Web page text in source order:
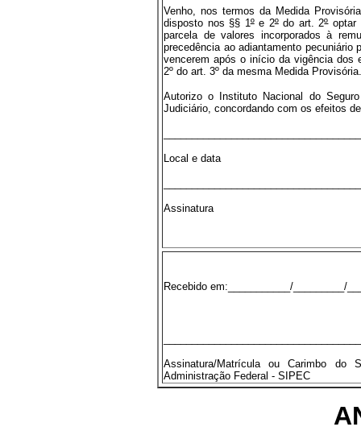
Venho, nos termos da Medida
disposto nos §§ 1ºe 2ºdo art. 2ºoptar
parcela de valores incorporados à
precedência ao adiantamento pecuniário
vencerem após o início da vigência dos
2º do art. 3º da mesma Medida Provisória.
Autorizo o Instituto Nacional do
Judiciário, concordando com os efeitos
Local e data
Assinatura
Recebido em:___________/_________/
Assinatura/Matrícula ou Carimbo
Administração Federal - SIPEC